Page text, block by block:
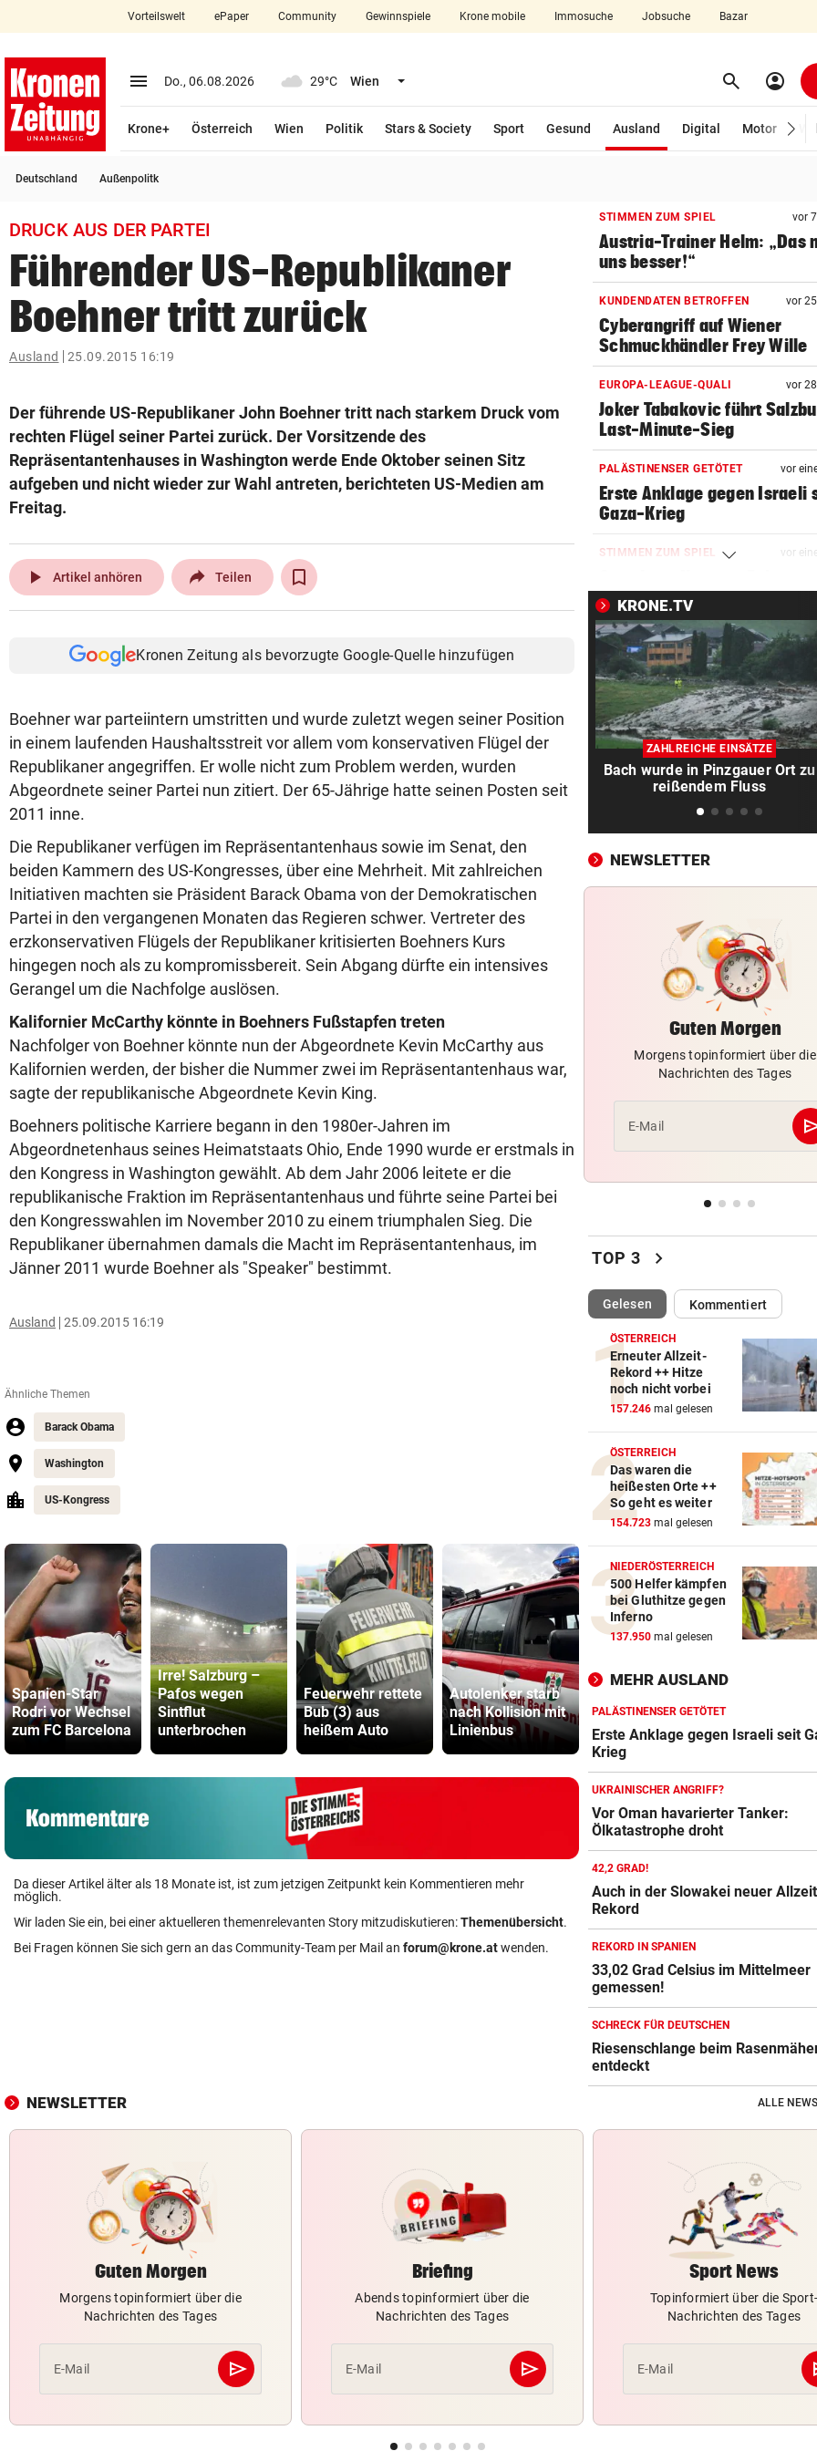
closeSchließen
account_circle Anmelden
arrow_right
bookmark
search
Suchbegriff
eingeben
© Krone Multimedia GmbH & Co KG 2026
Muthgasse 2, 1190 Wien
Vorteilswelt ePaper Community Gewinnspiele Krone mobile Immosuche Jobsuche Bazar
menu Menü aufklappen
Do., 06.08.2026 29°C Wien Menü aufklappen search Suchen
account_circle
Krone+ Österreich Wien Politik Stars & Society Sport Gesund Ausland
Digital
Motor
Deutschland Außenpolitk
DRUCK AUS DER PARTEI
Führender US-Republikaner
Boehner tritt zurück
Ausland 25.09.2015 16:19
Der führende US-Republikaner John Boehner tritt nach starkem Druck vom
rechten Flügel seiner Partei zurück. Der Vorsitzende des
Repräsentantenhauses in Washington werde Ende Oktober seinen Sitz
aufgeben und nicht wieder zur Wahl antreten, berichteten US-Medien am
Freitag.
play_arrow Artikel anhören Teilen
Kronen Zeitung als bevorzugte Google-Quelle hinzufügen
Boehner war parteiintern umstritten und wurde zuletzt wegen seiner Position
in einem laufenden Haushaltsstreit vor allem vom konservativen Flügel der
Republikaner angegriffen. Er wolle nicht zum Problem werden, wurden
Abgeordnete seiner Partei nun zitiert. Der 65-Jährige hatte seinen Posten seit
2011 inne.
Die Republikaner verfügen im Repräsentantenhaus sowie im Senat, den
beiden Kammern des US-Kongresses, über eine Mehrheit. Mit zahlreichen
Initiativen machten sie Präsident Barack Obama von der Demokratischen
Partei in den vergangenen Monaten das Regieren schwer. Vertreter des
erzkonservativen Flügels der Republikaner kritisierten Boehners Kurs
hingegen noch als zu kompromissbereit. Sein Abgang dürfte ein intensives
Gerangel um die Nachfolge auslösen.
Kalifornier McCarthy könnte in Boehners Fußstapfen treten
Nachfolger von Boehner könnte nun der Abgeordnete Kevin McCarthy aus
Kalifornien werden, der bisher die Nummer zwei im Repräsentantenhaus war,
sagte der republikanische Abgeordnete Kevin King.
Boehners politische Karriere begann in den 1980er-Jahren im
Abgeordnetenhaus seines Heimatstaats Ohio, Ende 1990 wurde er erstmals in
den Kongress in Washington gewählt. Ab dem Jahr 2006 leitete er die
republikanische Fraktion im Repräsentantenhaus und führte seine Partei bei
den Kongresswahlen im November 2010 zu einem triumphalen Sieg. Die
Republikaner übernahmen damals die Macht im Repräsentantenhaus, im
Jänner 2011 wurde Boehner als "Speaker" bestimmt.
Ausland 25.09.2015 16:19
Ähnliche Themen
Barack Obama
Washington
US-Kongress
Spanien-Star
Rodri vor Wechsel
zum FC Barcelona
Irre! Salzburg –
Pafos wegen
Sintflut
unterbrochen
Feuerwehr rettete
Bub (3) aus
heißem Auto
Autolenker starb
nach Kollision mit
Linienbus
ich stolz – auf die
Gelbe auch“
begegnet“
Da dieser Artikel älter als 18 Monate ist, ist zum jetzigen Zeitpunkt kein Kommentieren mehr
möglich.
Wir laden Sie ein, bei einer aktuelleren themenrelevanten Story mitzudiskutieren:Themenübersicht.
Bei Fragen können Sie sich gern an das Community-Team per Mail an forum@krone.atwenden.
STIMMEN ZUM SPIEL vor
Austria-Trainer Helm: „Das
uns besser!“
KUNDENDATEN BETROFFEN vor
Cyberangriff auf Wiener
Schmuckhändler Frey Wille
EUROPA-LEAGUE-QUALI vor
Joker Tabakovic führt
Last-Minute-Sieg
PALÄSTINENSER GETÖTET vor
Erste Anklage gegen Israeli
Gaza-Krieg
STIMMEN ZUM SPIEL vor
superhappy nach Hause“
ORKAN, KEIN STROM & CO vor
Skurrilitäten in der Red Bull
häufen sich
WASSERSPRINGEN vor
Knoll bei EM Achter vom
Lotfi auf Rang 12!
F1-Boss verrät: Es wird mehr
Sprintrennen geben
FREISPRÜCHE REGEN AUF vor
Hass begegnet“
TRUMP DROHT:
Lange Haftstrafen für
über Waffenengpässe
CONFERENCE LEAGUE vor 2
Sieg! Austria stößt die Tür
Play-off weit auf
vor
Sintflut unterbrochen
Reusser vor Ventoux-Etappe
weiter im Gelben Trikot
KEIN ARSENAL-WECHSEL
Vinicius Jr. verlängert bei
Madrid bis 2032
UKRAINISCHER ANGRIFF? vor
Vor Oman havarierter
Ölkatastrophe droht
„VERSTEHE ICH NICHT“ vor
ÖFB-Kicker Wimmer packt
Morddrohungen aus
ABSCHIED AUS ENGLAND
Spanien-Star Rodri vor
zum FC Barcelona
2 JAHRE LANG GETESTET vor
Boxershort
DRAMATISCHE RETTUNG vor 3
„In der Wohnung war es
und stockfinster“
CONFERENCE LEAGUE
Später Doppelschlag fixiert
Rapid-Sieg in Estland
KRONE.TV
ZAHLREICHE EINSÄTZE
Bach wurde in Pinzgauer Ort zu
reißendem Fluss
NEWSLETTER
Guten Morgen
Morgens topinformiert über die
Nachrichten des Tages
E-Mail
TOP 3 chevron_right
Gelesen(ausgewählt)Kommentiert
ÖSTERREICH
Erneuter Allzeit-
Rekord ++ Hitze
noch nicht vorbei
157.246 mal gelesen
ÖSTERREICH
Das waren die
heißesten Orte ++
So geht es weiter
154.723 mal gelesen
NIEDERÖSTERREICH
500 Helfer kämpfen
bei Gluthitze gegen
Inferno
137.950 mal gelesen
MEHR AUSLAND
PALÄSTINENSER GETÖTET
Erste Anklage gegen Israeli seit
Krieg
UKRAINISCHER ANGRIFF?
Vor Oman havarierter Tanker:
Ölkatastrophe droht
42,2 GRAD!
Auch in der Slowakei neuer
Rekord
REKORD IN SPANIEN
33,02 Grad Celsius im Mittelmeer
gemessen!
SCHRECK FÜR DEUTSCHEN
Riesenschlange beim
entdeckt
NEWSLETTER ALLE
Guten Morgen
Morgens topinformiert über die
Nachrichten des Tages
E-Mail send
Abschicken
Briefing
Abends topinformiert über die
Nachrichten des Tages
E-Mail send
Abschicken
Sport News
Topinformiert über die Sport-
Nachrichten des Tages
E-Mail